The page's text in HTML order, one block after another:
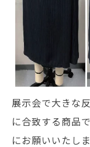
展示会で大きな
に合致する商品
にお願いいたしま